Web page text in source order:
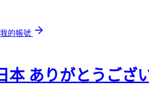
我的帳號
本 ありがとうござ